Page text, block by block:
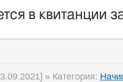
в квитанции
» Категория: